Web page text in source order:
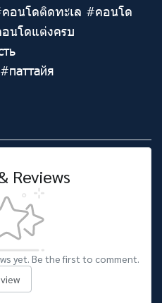
อนโดติดทะเล #คอนโด
นโดแต่งครบ
Reviews
yet. Be the first to comment.